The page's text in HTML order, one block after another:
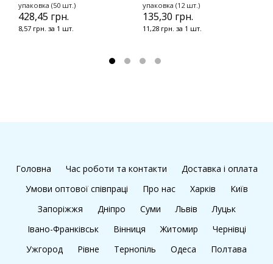
упаковка (50 шт.)
428,45 грн.
8,57 грн. за 1 шт.
упаковка (12 шт.)
135,30 грн.
11,28 грн. за 1 шт.
Головна Час роботи та контакти
Доставка і оплата
Умови оптової співпраці
Про нас Харків
Київ
Запоріжжя
Дніпро Суми Львів
Луцьк
Івано-Франківськ
Вінниця Житомир
Чернівці
Ужгород
Рівне Тернопіль Одеса Полтава